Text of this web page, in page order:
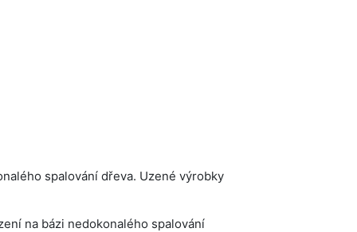
spalování dřeva. Uzené výrobky
na bázi nedokonalého spalování